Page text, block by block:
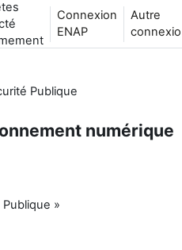
de recherche
Connexion
ENAP
Autre
Publique
numérique
»